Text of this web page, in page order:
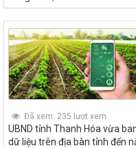
Đã xem: 235 lượt xem
UBND tỉnh Thanh Hóa vừa
dữ liệu trên địa bàn tỉnh đến